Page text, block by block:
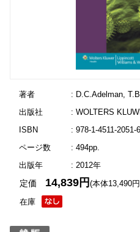
著者
: D.C.Adelman,
出版社
: WOLTERS
ISBN
: 978-1-4511-2051-6
ページ数
: 494pp.
出版年
: 2012年
在庫
定価 14,839円(本体13,490